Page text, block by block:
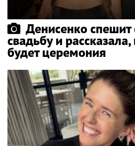
Денисенко спешит
свадьбу и рассказала,
будет церемония